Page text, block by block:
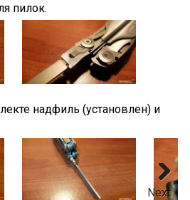
пилок.
надфиль (установлен) и
Next